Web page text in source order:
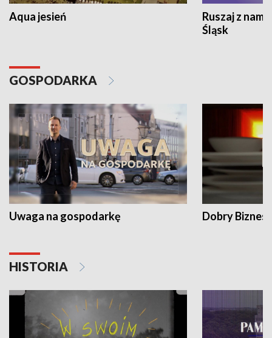
Aqua jesień
Ruszaj z
Śląsk
GOSPODARKA
Uwaga na gospodarkę Dobry Biznes
HISTORIA